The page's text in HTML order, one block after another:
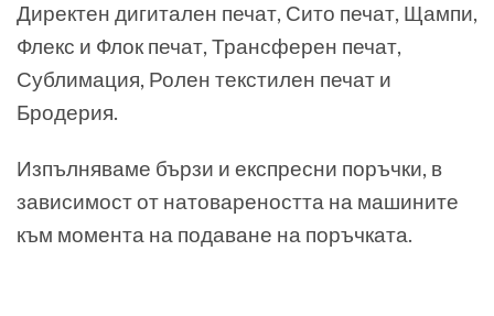
Директен дигитален печат, Сито печат, Щампи,
Флекс и Флок печат, Трансферен печат,
Сублимация, Ролен текстилен печат и
Бродерия.
Изпълняваме бързи и експресни поръчки, в
зависимост от натовареността на машините
към момента на подаване на поръчката.